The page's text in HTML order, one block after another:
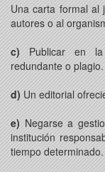
Una carta formal al
autores o al
c)Publicar en la
redundante o plagio.
d)Un editorial
e)Negarse a
institución
tiempo determinado.